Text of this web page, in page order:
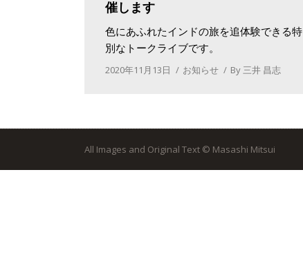
催します
色にあふれたインドの旅を追体験できる特
別なトークライブです。
2020年11月13日 お知らせ By 三井 昌志
All Images and Original Text © Masashi Mitsui